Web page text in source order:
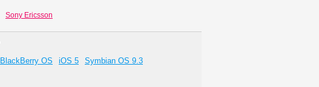
Sony Ericsson
BlackBerry OS iOS 5
Symbian OS 9.3